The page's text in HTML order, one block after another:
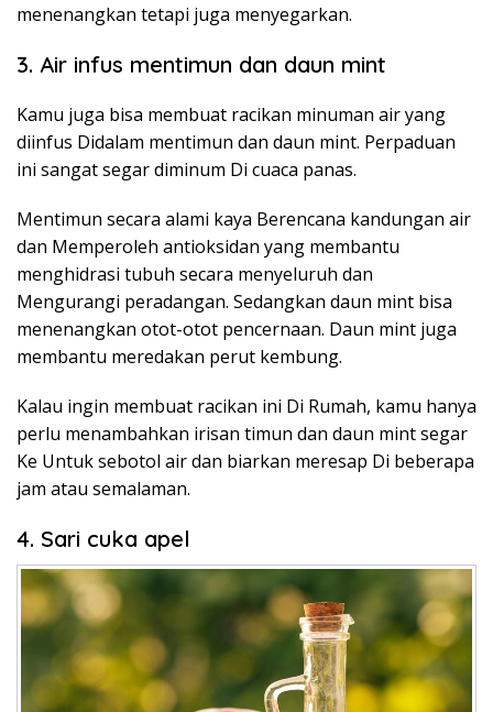
menenangkan tetapi juga menyegarkan.
3. Air infus mentimun dan daun mint
Kamu juga bisa membuat racikan minuman air yang
diinfus Didalam mentimun dan daun mint. Perpaduan
ini sangat segar diminum Di cuaca panas.
Mentimun secara alami kaya Berencana kandungan air
dan Memperoleh antioksidan yang membantu
menghidrasi tubuh secara menyeluruh dan
Mengurangi peradangan. Sedangkan daun mint bisa
menenangkan otot-otot pencernaan. Daun mint juga
membantu meredakan perut kembung.
Kalau ingin membuat racikan ini Di Rumah, kamu hanya
perlu menambahkan irisan timun dan daun mint segar
Ke Untuk sebotol air dan biarkan meresap Di beberapa
jam atau semalaman.
4. Sari cuka apel